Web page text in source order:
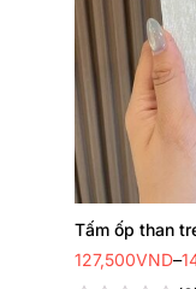
Tấm ốp than
127,500VND–
Khoảng
giá: